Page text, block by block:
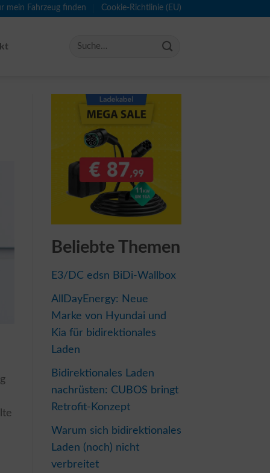
mein Fahrzeug finden Cookie-Richtlinie (EU)
Beliebte Themen
E3/DC edsn BiDi-Wallbox
AllDayEnergy: Neue
Marke von Hyundai und
Kia für bidirektionales
Laden
Bidirektionales Laden
nachrüsten: CUBOS bringt
Retrofit-Konzept
Warum sich bidirektionales
Laden (noch) nicht
verbreitet